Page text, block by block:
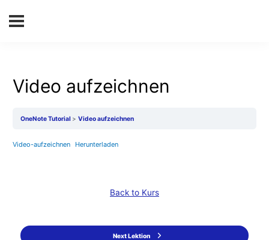
Video aufzeichnen
OneNote Tutorial Video aufzeichnen
Video-aufzeichnen Herunterladen
Back to Kurs
Next Lektion